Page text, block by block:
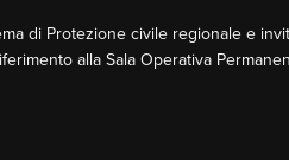
di Protezione civile regionale e
alla Sala Operativa